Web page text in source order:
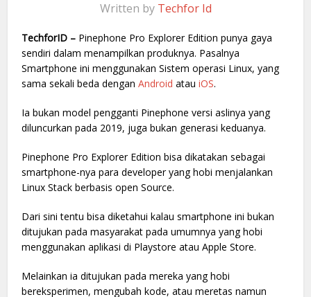
Written by Techfor Id
TechforID – Pinephone Pro Explorer Edition punya gaya
sendiri dalam menampilkan produknya. Pasalnya
Smartphone ini menggunakan Sistem operasi Linux, yang
sama sekali beda denganAndroidatauiOS.
Ia bukan model pengganti Pinephone versi aslinya yang
diluncurkan pada 2019, juga bukan generasi keduanya.
Pinephone Pro Explorer Edition bisa dikatakan sebagai
smartphone-nya para developer yang hobi menjalankan
Linux Stack berbasis open Source.
Dari sini tentu bisa diketahui kalau smartphone ini bukan
ditujukan pada masyarakat pada umumnya yang hobi
menggunakan aplikasi di Playstore atau Apple Store.
Melainkan ia ditujukan pada mereka yang hobi
bereksperimen, mengubah kode, atau meretas namun